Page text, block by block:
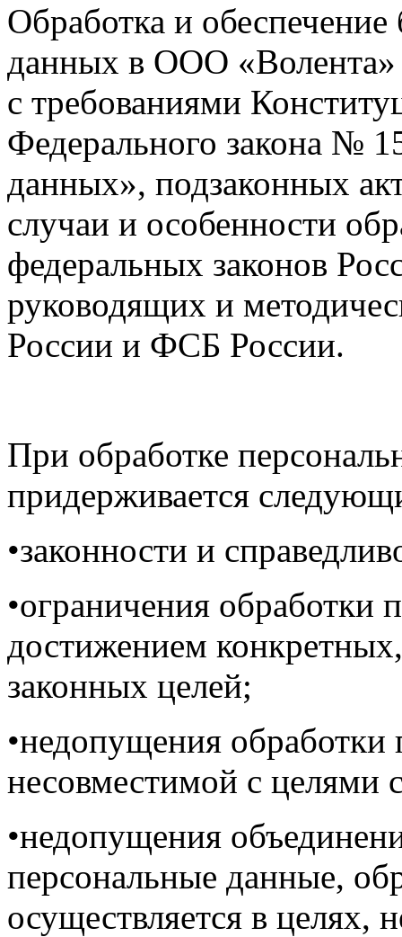
Обработка и
данных в ООО «Волента»
с требованиями
Федерального закона №
данных», подзаконных
случаи и особенности
федеральных законов
руководящих и
России и ФСБ России.
При обработке
придерживается
•законности и
•ограничения обработки
достижением
законных целей;
•недопущения
несовместимой с целями
•недопущения
персональные данные,
осуществляется в